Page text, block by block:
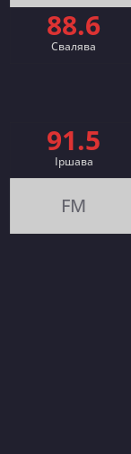
88.6
Свалява
91.5
Іршава
FM